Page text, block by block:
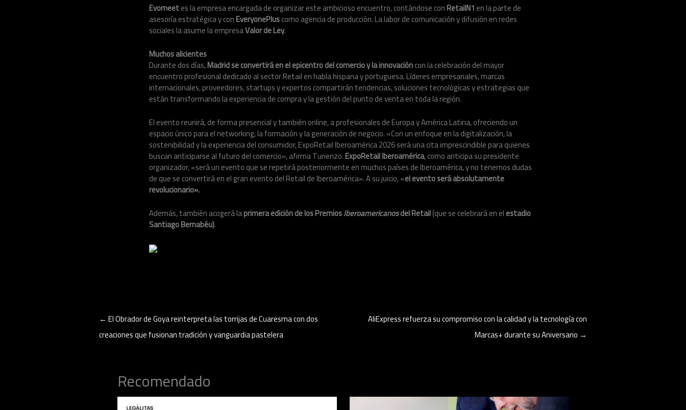
Evomeetes la empresa encargada de organizar este ambicioso encuentro, contándose conRetailN1en la parte de
asesoría estratégica y conEveryonePluscomo agencia de producción. La labor de comunicación y difusión en redes
sociales la asume la empresaValor de Ley.
Muchos alicientes
Durante dos días,Madrid se convertirá en el epicentro del comercio y la innovacióncon la celebración del mayor
encuentro profesional dedicado al sector Retail en habla hispana y portuguesa. Líderes empresariales, marcas
internacionales, proveedores, startups y expertos compartirán tendencias, soluciones tecnológicas y estrategias que
están transformando la experiencia de compra y la gestión del punto de venta en toda la región.
El evento reunirá, de forma presencial y también online, a profesionales de Europa y América Latina, ofreciendo un
espacio único para el networking, la formación y la generación de negocio. «Con un enfoque en la digitalización, la
sostenibilidad y la experiencia del consumidor, ExpoRetail Iberoamérica 2026 será una cita imprescindible para quienes
buscan anticiparse al futuro del comercio», afirma Turienzo.ExpoRetail Iberoamérica, como anticipa su presidente
organizador, «será un evento que se repetirá posteriormente en muchos países de Iberoamérica, y no tenemos dudas
de que se convertirá en el gran evento del Retail de Iberoamérica». A su juicio, «el evento será absolutamente
revolucionario».
Además, también acogerá laprimera edición de los PremiosIberoamericanosdel Retail(que se celebrará en elestadio
Santiago Bernabéu).
← El Obrador de Goya reinterpreta las torrijas de Cuaresma con dos
creaciones que fusionan tradición y vanguardia pastelera
AliExpress refuerza su compromiso con la calidad y la tecnología con
Marcas+ durante su Aniversario →
Recomendado